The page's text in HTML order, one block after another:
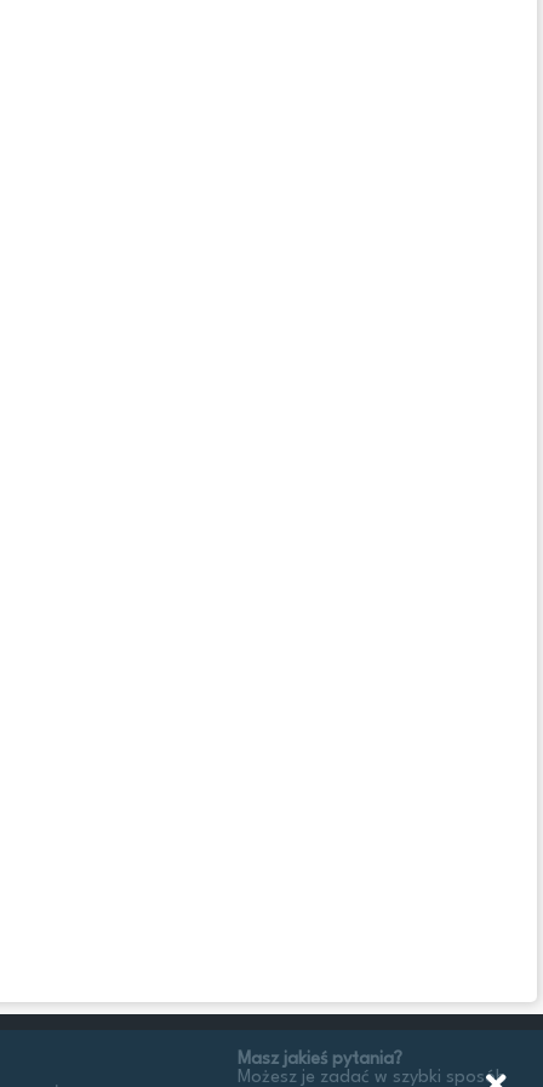
Masz jakieś pytania?
Możesz je zadać w szybki sposób